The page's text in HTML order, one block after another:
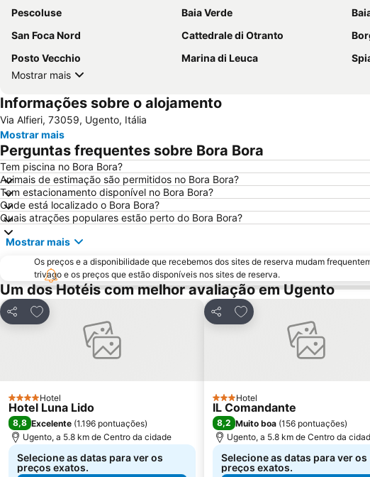
Pescoluse Baia Verde
San Foca Nord
Cattedrale di Otranto
Posto Vecchio
Marina di Leuca
Mostrar mais
Informações sobre o alojamento
Via Alfieri, 73059, Ugento, Itália
Mostrar mais
Perguntas frequentes sobre Bora Bora
Tem piscina no Bora Bora?
Animais de estimação são permitidos no Bora Bora?
Tem estacionamento disponível no Bora Bora?
Onde está localizado o Bora Bora?
Quais atrações populares estão perto do Bora Bora?
Mostrar mais
Os preços e a disponibilidade que recebemos dos sites de reserva mudam
trivago e os preços que estão disponíveis nos sites de reserva.
Um dos Hotéis com melhor avaliação em Ugento
Partilhar
Adicionar aos favoritos
4 Estrelas
Hotel
Hotel Luna Lido
8,8 Excelente (1.196 pontuações)
Ugento, a 5.8 km de Centro da cidade
Selecione as datas para ver os
preços exatos.
Partilhar
Adicionar aos favoritos
3 Estrelas
Hotel
IL Comandante
8,2 Muito boa (156 pontuações)
Ugento, a 5.8 km de Centro da
Selecione as datas para ver os
preços exatos.